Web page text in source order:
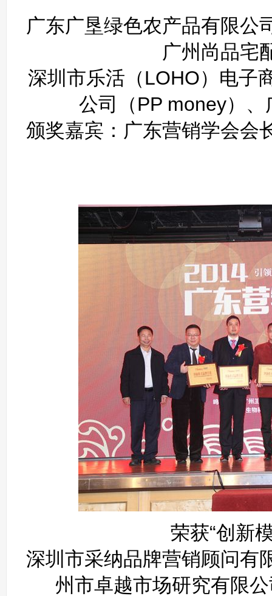
广东广垦绿色农产品有限公
广州尚品宅
深圳市乐活（LOHO）电子
公司（PP money）
颁奖嘉宾：广东营销学会会
荣获“创新
深圳市采纳品牌营销顾问有
州市卓越市场研究有限